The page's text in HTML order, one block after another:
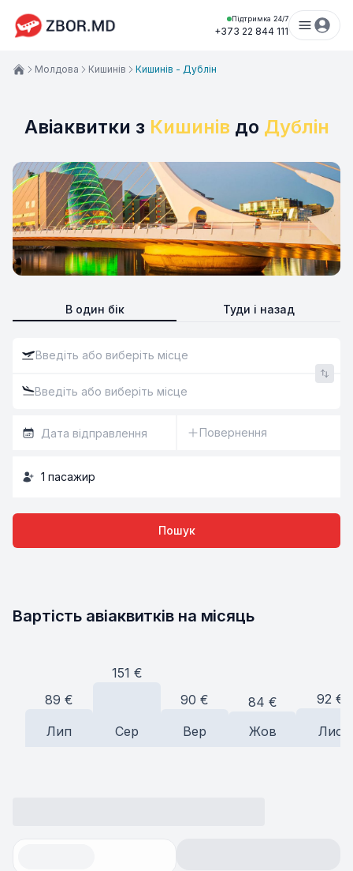
Підтримка 24/7
+373 22 844 111
Авіаквитки з Кишинів до Дублін
В один бік Туди і назад
Повернення
1 пасажир
Пошук
Молдова Кишинів Кишинів - Дублін
Вартість авіаквитків на місяць
89 €
Лип
151 €
Сер
90 €
Вер
84 €
Жов
92 €
Лис